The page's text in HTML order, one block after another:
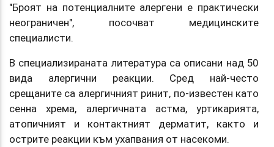
"Броят на потенциалните алергени е практически
неограничен", посочват медицинските
специалисти.
В специализираната литература са описани над 50
вида алергични реакции. Сред най-често
срещаните са алергичният ринит, по-известен като
сенна хрема, алергичната астма, уртикарията,
атопичният и контактният дерматит, както и
острите реакции към ухапвания от насекоми.